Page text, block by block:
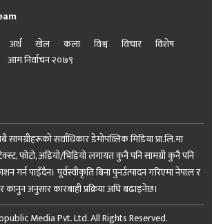
अर्थ खेल कला विश्व विचार
विशेष
आम निर्वाचन २०७९
सामग्रीहरूको सर्वाधिकार डेमोपव्लिक मिडिया प्रा.लि.मा
फोटो, अडियो/भिडियो लगायत कुनै पनि सामग्री कुनै पनि
गर्न पाइँदैन। पूर्वस्वीकृति बिना पुनर्उत्पादन गरिएमा नेपाल र
कानुन अनुसार कारबाही प्रक्रिया अघि बढाइनेछ।
Media Pvt. Ltd. All Rights Reserved.